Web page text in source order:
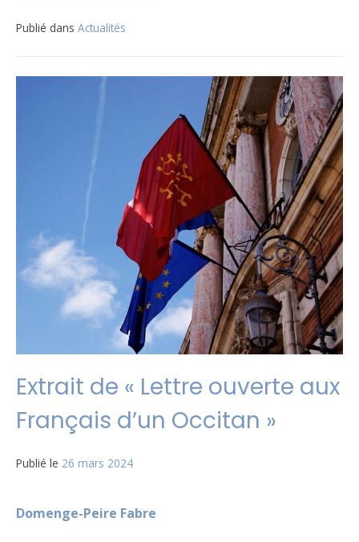
Publié dans Actualités
Extrait de « Lettre ouverte aux
Français d’un Occitan »
Publié le 26 mars 2024
Domenge-Peire Fabre